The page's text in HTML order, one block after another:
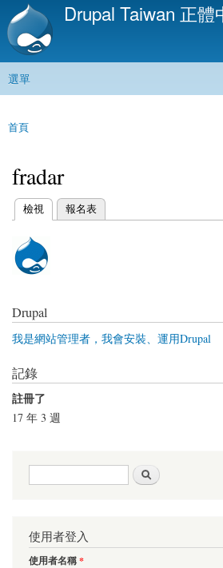
移
內
Drupal Taiwan 正體
主選單
選單
您在這裡
首頁
fradar
主要索引標籤
檢視
(作用中頁籤) 報名表
Drupal
我是網站管理者，我會安裝、運用Drupal
記錄
註冊了
17 年 3 週
搜尋表單
使用者登入
使用者名稱*